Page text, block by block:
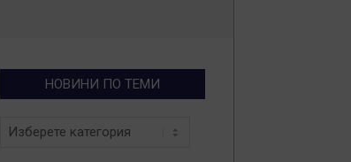
НОВИНИ ПО ТЕМИ
Новини